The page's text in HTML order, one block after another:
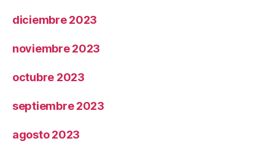
diciembre 2023
noviembre 2023
octubre 2023
septiembre 2023
agosto 2023